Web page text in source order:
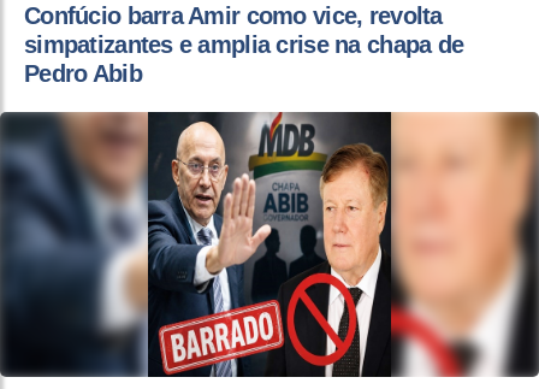
Confúcio barra Amir como vice, revolta
simpatizantes e amplia crise na chapa de
Pedro Abib